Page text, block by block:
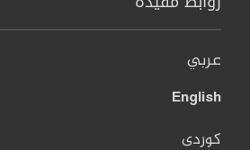
عربي
English
کوردی